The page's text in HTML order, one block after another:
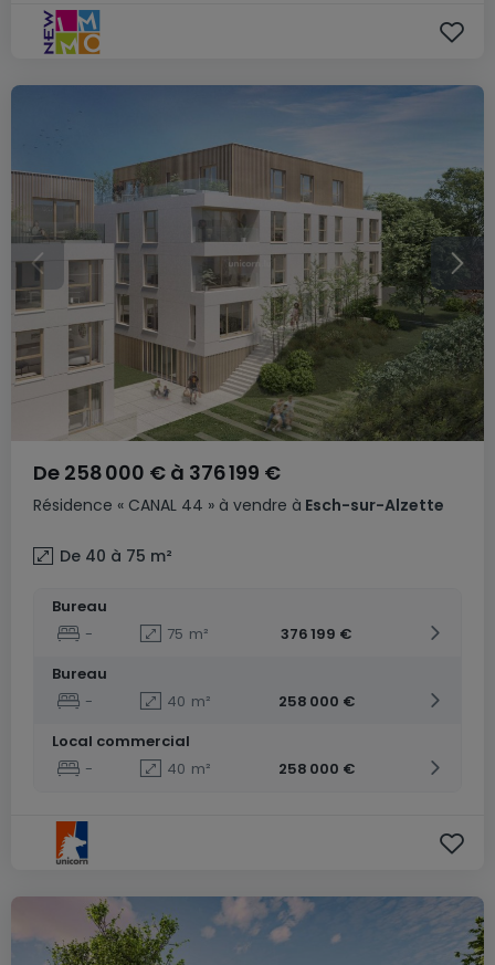
Résidence « CANAL 44 » à vendre à Esch-sur-Alzette
De 258 000 € à 376 199 €
De 40 à 75 m²
Bureau
-
75 m²
376 199 €
Bureau
-
40 m²
258 000 €
Local commercial
-
40 m² 258 000 €